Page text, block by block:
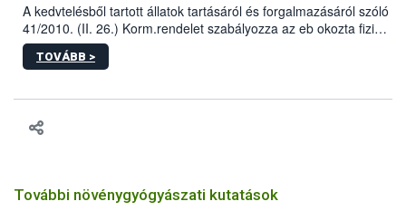
A kedvtelésből tartott állatok tartásáról és forgalmazásáról szóló
41/2010. (II. 26.) Korm.rendelet szabályozza az eb okozta fizikai
sérülés, illetve ennek veszélye keletkezésekor felmerülő
hatósági feladatokat, valamint a veszélyes eb tartását és annak
vonni az ebek viselkedésének megítélésében jártas szakértőt.
TOVÁBB >
További növénygyógyászati kutatások